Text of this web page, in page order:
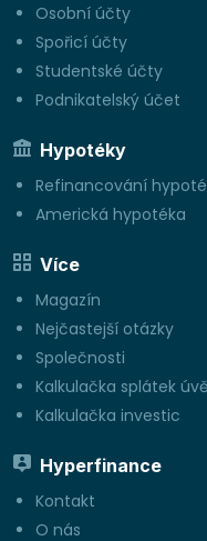
Osobní účty
Spořicí účty
Studentské účty
Podnikatelský účet
Hypotéky
Refinancování
Americká hypotéka
Více
Magazín
Nejčastejší otázky
Společnosti
Kalkulačka splátek
Kalkulačka investic
Hyperfinance
Kontakt
O nás